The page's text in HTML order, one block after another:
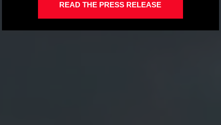
READ THE PRESS RELEASE